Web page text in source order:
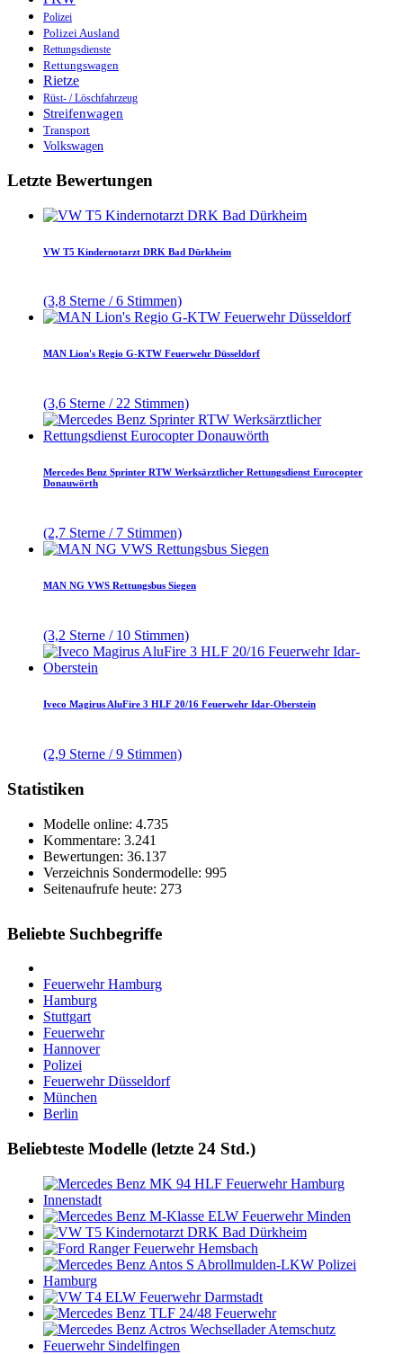
Polizei
Polizei Ausland
Rettungsdienste
Rettungswagen
Rietze
Rüst- / Löschfahrzeug
Streifenwagen
Transport
Volkswagen
Letzte Bewertungen
VW T5 Kindernotarzt DRK Bad Dürkheim
(3,8 Sterne / 6 Stimmen)
MAN Lion's Regio G-KTW Feuerwehr Düsseldorf
(3,6 Sterne / 22 Stimmen)
Mercedes Benz Sprinter RTW Werksärztlicher Rettungsdienst Eurocopter
Donauwörth
(2,7 Sterne / 7 Stimmen)
MAN NG VWS Rettungsbus Siegen
(3,2 Sterne / 10 Stimmen)
Iveco Magirus AluFire 3 HLF 20/16 Feuerwehr Idar-Oberstein
(2,9 Sterne / 9 Stimmen)
Statistiken
Modelle online: 4.735
Kommentare: 3.241
Bewertungen: 36.137
Verzeichnis Sondermodelle: 995
Seitenaufrufe heute: 273
Beliebte Suchbegriffe
Feuerwehr Hamburg
Hamburg
Stuttgart
Feuerwehr
Hannover
Polizei
Feuerwehr Düsseldorf
München
Berlin
Beliebteste Modelle (letzte 24 Std.)